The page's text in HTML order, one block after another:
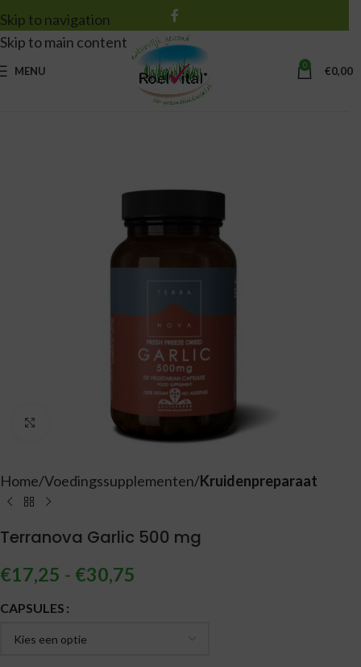
Skip to navigation
Skip to main content
MENU 0 €0,00
Vergroten
Home Voedingssupplementen Kruidenpreparaat
Terranova Garlic 500 mg
€17,25 - €30,75
CAPSULES
Alternative: